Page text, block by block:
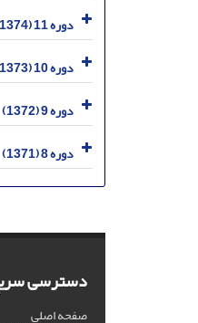
دوره 11 (1374)
دوره 10 (1373)
دوره 9 (1372)
دوره 8 (1371)
دسترسی
صفحه اصلی